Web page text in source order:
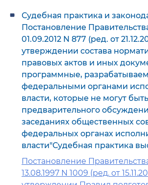
Судебная практика и
Постановление
01.09.2012 N 877 (ред. от
утверждении состава
правовых актов и иных
программные,
федеральными органами
власти, которые не могут
предварительного
заседаниях общественных
федеральных органах
власти"Судебная практика
Постановление
13.08.1997 N 1009 (ред. от